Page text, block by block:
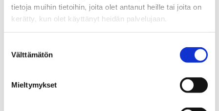
tietoja muihin tietoihin, joita olet antanut heille tai joita on
kerätty, kun olet käyttänyt heidän palvelujaan.
valinta
Välttämätön
Mieltymykset
Image